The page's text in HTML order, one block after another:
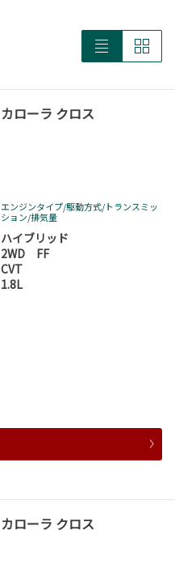
カローラ クロス
エンジンタイプ/駆動方式/トランスミッ
ション/排気量
ハイブリッド
2WD FF
CVT
1.8L
カローラ クロス